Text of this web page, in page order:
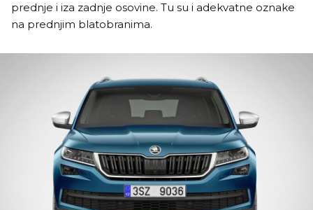
prednje i iza zadnje osovine. Tu su i adekvatne oznake
na prednjim blatobranima.